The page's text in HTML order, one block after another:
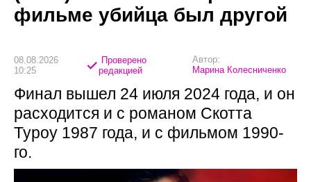
фильме убийца был другой
08.08.2026
10:25
Проверено
редакцией
Автор:
Марина Колесниченко
Финал вышел 24 июля 2024 года, и он
расходится и с романом Скотта
Туроу 1987 года, и с фильмом 1990-
го.